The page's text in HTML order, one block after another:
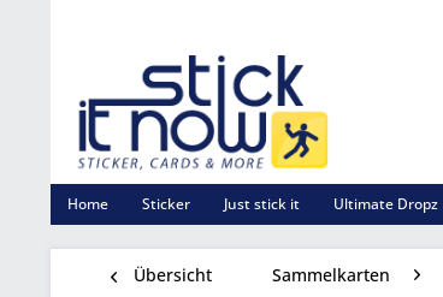
Home Sticker Just stick it Ultimate Dropz
Übersicht Sammelkarten